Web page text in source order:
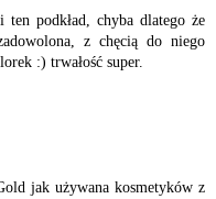
podkład, chyba dlatego że
z chęcią do niego
:) trwałość super.
jak używana kosmetyków z